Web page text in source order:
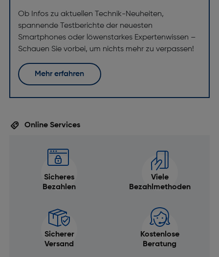
Ob Infos zu aktuellen Technik-Neuheiten,
spannende Testberichte der neuesten
Smartphones oder löwenstarkes Expertenwissen –
Schauen Sie vorbei, um nichts mehr zu verpassen!
Mehr erfahren
Online Services
Sicheres
Bezahlen
Viele
Bezahlmethoden
Sicherer
Versand
Kostenlose
Beratung